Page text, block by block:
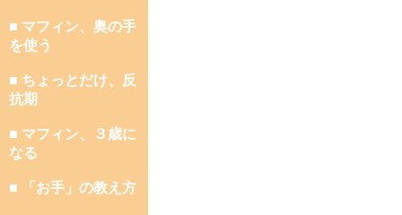
■ マフィン、奥の手
を使う
■ ちょっとだけ、反
抗期
■ マフィン、３歳に
なる
■ 「お手」の教え方